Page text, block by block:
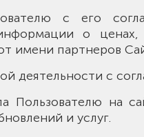
с его
о
имени партнеров
деятельности с
Пользователю на
и услуг.